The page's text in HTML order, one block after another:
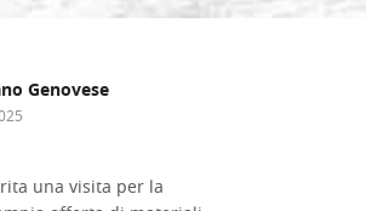
Genovese
una visita per la